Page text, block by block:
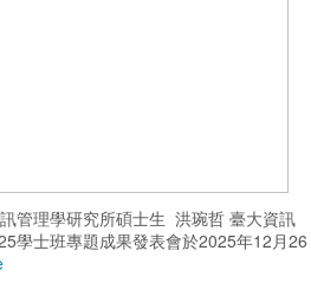
管理學研究所碩士生 洪琬哲 臺大資訊
學士班專題成果發表會於2025年12月26